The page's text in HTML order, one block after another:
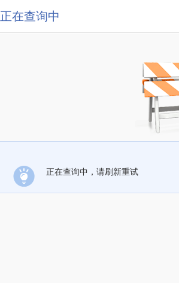
正在查询中
正在查询中，请刷新重试